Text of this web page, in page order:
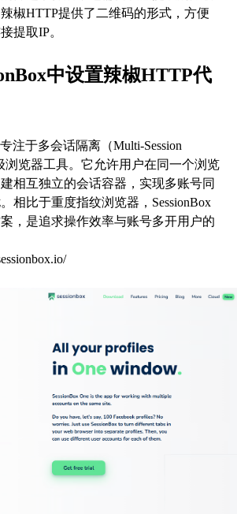
椒HTTP提供了二维码的形式，方便
提取IP。
中设置辣椒HTTP代
注于多会话隔离（Multi-Session
浏览器工具。它允许用户在同一个浏览
相互独立的会话容器，实现多账号同
相比于重度指纹浏览器，SessionBox
，是追求操作效率与账号多开用户的